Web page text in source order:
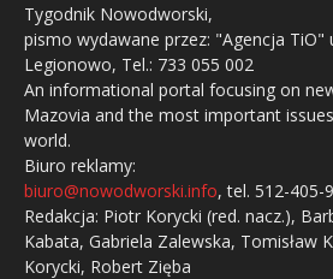
Tygodnik Nowodworski,
pismo wydawane przez: "Agencja TiO"
Legionowo, Tel.: 733 055 002
An informational portal focusing on
Mazovia and the most important
world.
Biuro reklamy:
biuro@nowodworski.info, tel. 512-405-
Redakcja: Piotr Korycki (red. nacz.),
Kabata, Gabriela Zalewska, Tomisław
Korycki, Robert Zięba